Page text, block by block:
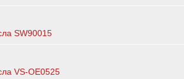
SW90015
VS-OE0525